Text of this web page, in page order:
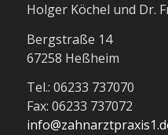
Holger Köchel und Dr.
Bergstraße 14
67258 Heßheim
Tel.: 06233 737070
Fax: 06233 737072